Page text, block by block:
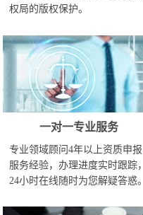
权局的版权保护。
一对一专业服务
专业领域顾问4年以上资质申报
服务经验，办理进度实时跟踪，
24小时在线随时为您解疑答惑。